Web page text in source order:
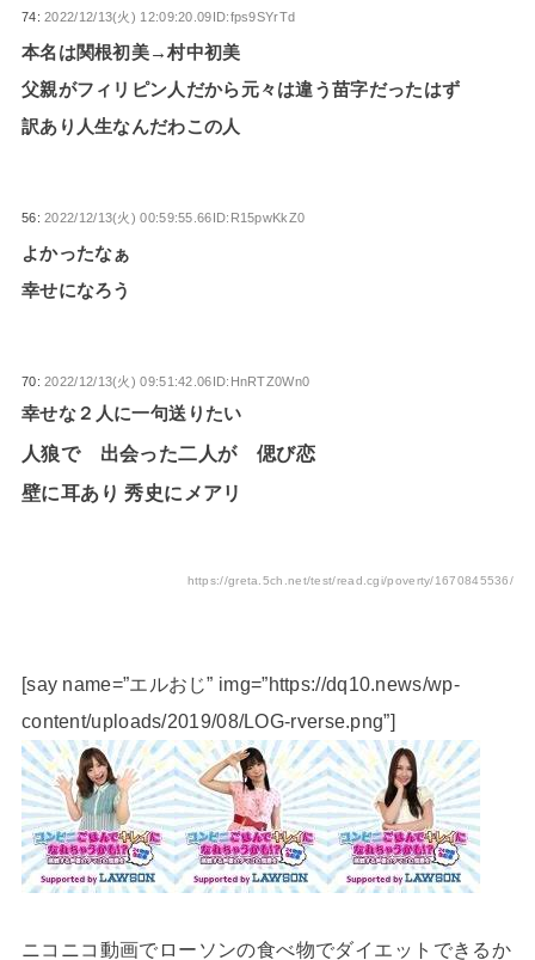
74:2022/12/13(火) 12:09:20.09ID:fps9SYrTd
本名は関根初美→村中初美
父親がフィリピン人だから元々は違う苗字だったはず
訳あり人生なんだわこの人
56:2022/12/13(火) 00:59:55.66ID:R15pwKkZ0
よかったなぁ
幸せになろう
70:2022/12/13(火) 09:51:42.06ID:HnRTZ0Wn0
幸せな２人に一句送りたい
人狼で 出会った二人が 偲び恋
壁に耳あり 秀史にメアリ
https://greta.5ch.net/test/read.cgi/poverty/1670845536/
[say name=”エルおじ” img=”https://dq10.news/wp-
content/uploads/2019/08/LOG-rverse.png”]
ニコニコ動画でローソンの食べ物でダイエットできるか